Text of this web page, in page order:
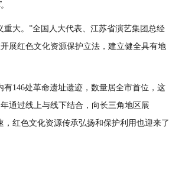
大。”全国人大代表、江苏省演艺集团总经
展红色文化资源保护立法，建立健全具有地
146处革命遗址遗迹，数量居全市首位，这
通过线上与线下结合，向长三角地区展
红色文化资源传承弘扬和保护利用也迎来了